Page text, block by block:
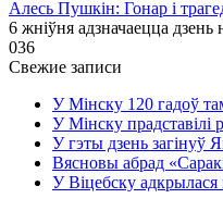
Алесь Пушкін: Гонар і
6 жніўня адзначаецца
036
Свежие записи
У Мінску 120 гадоў
У Мінску
У гэты дзень загінуў
Вясновы абрад
У Віцебску